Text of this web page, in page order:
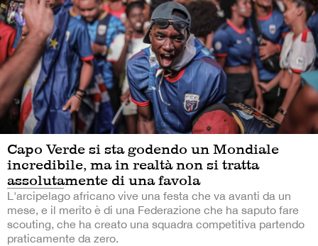
Capo Verde si sta godendo un Mondiale
incredibile, ma in realtà non si tratta
assolutamente di una favola
L'arcipelago africano vive una festa che va avanti da un
mese, e il merito è di una Federazione che ha saputo fare
scouting, che ha creato una squadra competitiva partendo
praticamente da zero.